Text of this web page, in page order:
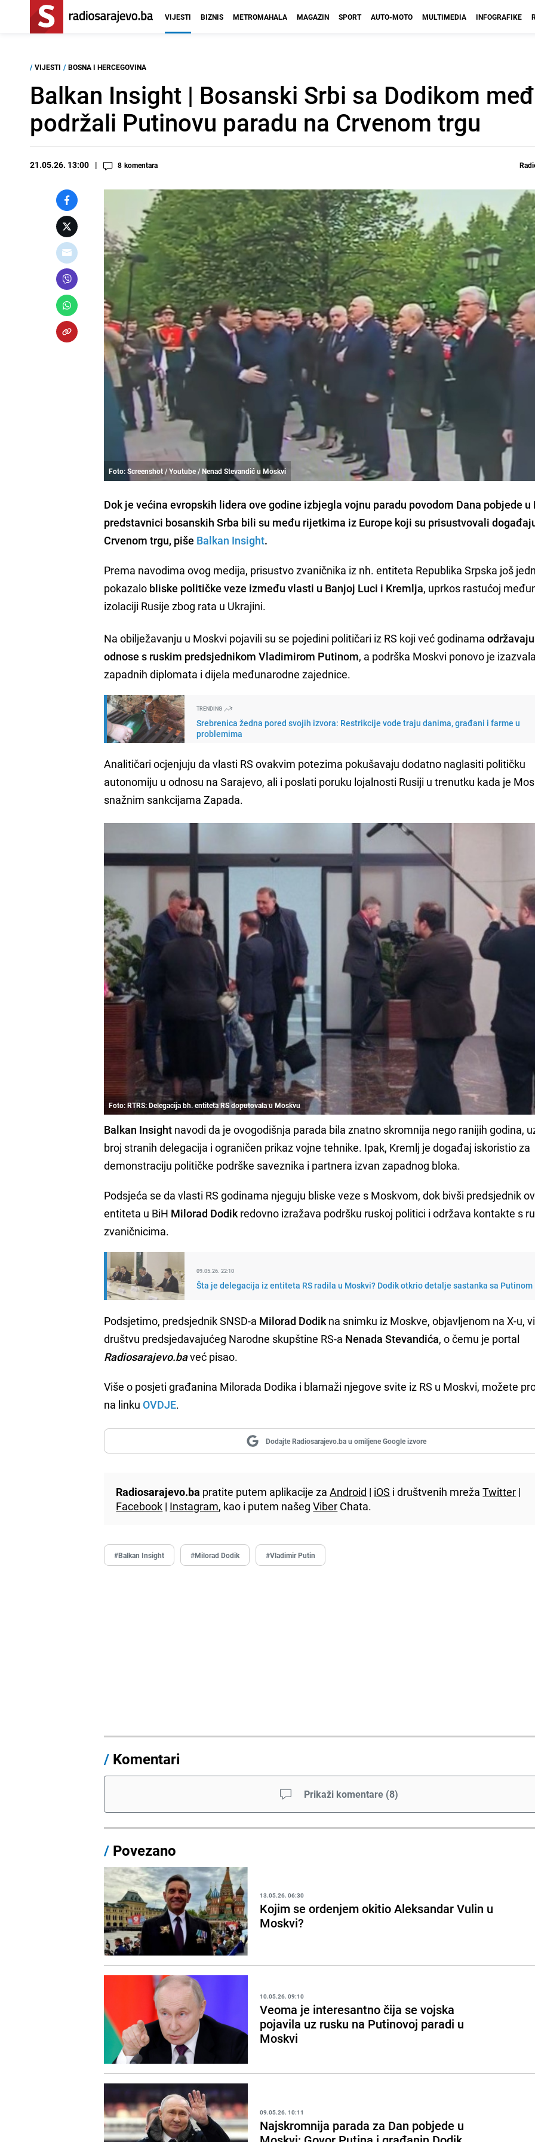
VIJESTI BIZNIS METROMAHALA MAGAZIN SPORT AUTO-MOTO MULTIMEDIA INFOGRAFIKE
/ VIJESTI / BOSNA I HERCEGOVINA
Balkan Insight | Bosanski Srbi sa Dodikom
podržali Putinovu paradu na Crvenom trgu
21.05.26. 13:00 8 komentara
Foto: Screenshot / Youtube / Nenad Stevandić u Moskvi
Dok je većina evropskih lidera ove godine izbjegla vojnu paradu povodom Dana pobjede u
predstavnici bosanskih Srba bili su među rijetkima iz Europe koji su prisustvovali
Crvenom trgu, piše Balkan Insight.
Prema navodima ovog medija, prisustvo zvaničnika iz nh. entiteta Republika Srpska još
pokazalo bliske političke veze između vlasti u Banjoj Luci i Kremlja, uprkos rastućoj
izolaciji Rusije zbog rata u Ukrajini.
Na obilježavanju u Moskvi pojavili su se pojedini političari iz RS koji već godinama
odnose s ruskim predsjednikom Vladimirom Putinom, a podrška Moskvi ponovo je
zapadnih diplomata i dijela međunarodne zajednice.
TRENDING
Srebrenica žedna pored svojih izvora: Restrikcije vode traju danima, građani i farme u
problemima
Analitičari ocjenjuju da vlasti RS ovakvim potezima pokušavaju dodatno naglasiti političku
autonomiju u odnosu na Sarajevo, ali i poslati poruku lojalnosti Rusiji u trenutku kada je
snažnim sankcijama Zapada.
Foto: RTRS: Delegacija bh. entiteta RS doputovala u Moskvu
Balkan Insight navodi da je ovogodišnja parada bila znatno skromnija nego ranijih godina,
broj stranih delegacija i ograničen prikaz vojne tehnike. Ipak, Kremlj je događaj iskoristio za
demonstraciju političke podrške saveznika i partnera izvan zapadnog bloka.
Podsjeća se da vlasti RS godinama njeguju bliske veze s Moskvom, dok bivši predsjednik
entiteta u BiH Milorad Dodik redovno izražava podršku ruskoj politici i održava kontakte s
zvaničnicima.
09.05.26. 22:10
Šta je delegacija iz entiteta RS radila u Moskvi? Dodik otkrio detalje sastanka sa Putinom
Podsjetimo, predsjednik SNSD-a Milorad Dodik na snimku iz Moskve, objavljenom na X-u,
društvu predsjedavajućeg Narodne skupštine RS-a Nenada Stevandića, o čemu je portal
Radiosarajevo.baveć pisao.
Više o posjeti građanina Milorada Dodika i blamaži njegove svite iz RS u Moskvi, možete
na linku OVDJE.
Dodajte Radiosarajevo.ba u omiljene Google izvore
Radiosarajevo.ba pratite putem aplikacije zaAndroid | iOS i društvenih mrežaTwitter |
Facebook | Instagram, kao i putem našegViber Chata.
#Balkan Insight #Milorad Dodik #Vladimir Putin
/ Komentari
Prikaži komentare (8)
/ Povezano
13.05.26. 06:30
Kojim se ordenjem okitio Aleksandar Vulin u
Moskvi?
10.05.26. 09:10
Veoma je interesantno čija se vojska
pojavila uz rusku na Putinovoj paradi u
Moskvi
09.05.26. 10:11
Najskromnija parada za Dan pobjede u